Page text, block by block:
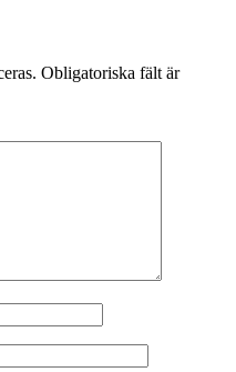
Obligatoriska fält är